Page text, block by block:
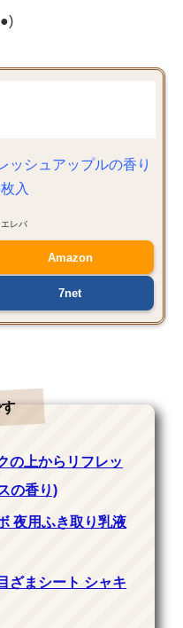
ッシュアップルの香り
入
エレバ
Amazon
7net
の上からリフレッ
の香り)
夜用ふき取り乳液
ざまシート シャキ